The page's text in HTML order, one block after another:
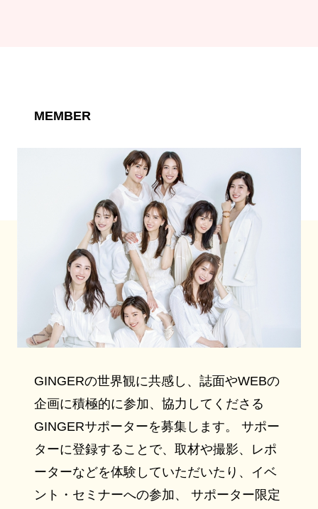
MEMBER
GINGERの世界観に共感し、誌面やWEBの
企画に積極的に参加、協力してくださる
GINGERサポーターを募集します。 サポー
ターに登録することで、取材や撮影、レポ
ーターなどを体験していただいたり、イベ
ント・セミナーへの参加、 サポーター限定